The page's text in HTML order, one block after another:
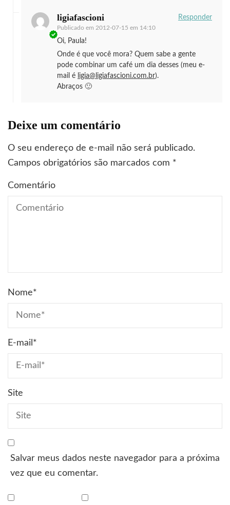
ligiafascioni
Publicado em 2012-07-15 em 14:10
Responder
Oi, Paula!
Onde é que você mora? Quem sabe a gente
pode combinar um café um dia desses (meu e-
mail é ligia@ligiafascioni.com.br).
Abraços 🙂
Deixe um comentário
O seu endereço de e-mail não será publicado.
Campos obrigatórios são marcados com *
Comentário
Nome*
E-mail *
Site
Salvar meus dados neste navegador para a próxima
vez que eu comentar.